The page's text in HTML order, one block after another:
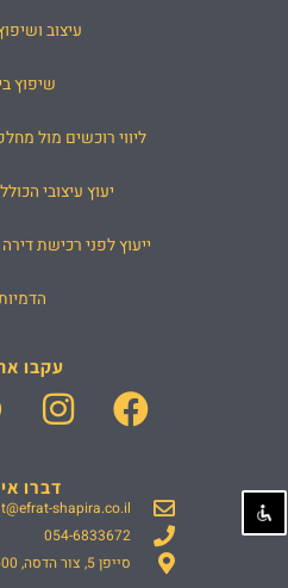
עיצוב
שיפוץ
ליווי רוכשים מול
יעוץ עיצובי
ייעוץ לפני רכישת
עקבו
F
a
e
b
I
s
t
a
דברו
shapira.co.il
054-6833672
סייפן 5, צור הדסה, 9987500